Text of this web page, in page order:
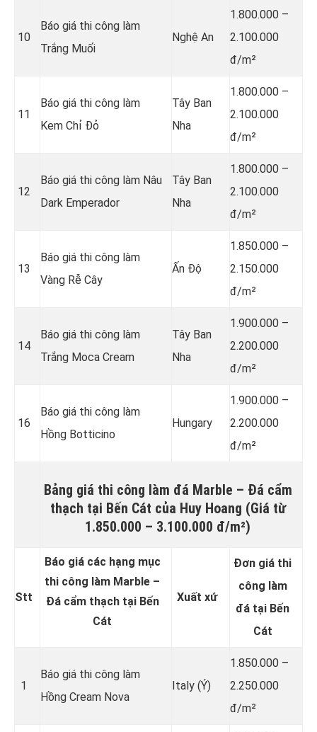
10
Báo giá thi công làm
Trắng Muối
Nghệ An
1.800.000 –
2.100.000
đ/m²
11
Báo giá thi công làm
Kem Chỉ Đỏ
Tây Ban
Nha
1.800.000 –
2.100.000
đ/m²
12
Báo giá thi công làm Nâu
Dark Emperador
Tây Ban
Nha
1.800.000 –
2.100.000
đ/m²
13
Báo giá thi công làm
Vàng Rễ Cây
Ấn Độ
1.850.000 –
2.150.000
đ/m²
14
Báo giá thi công làm
Trắng Moca Cream
Tây Ban
Nha
1.900.000 –
2.200.000
đ/m²
16
Báo giá thi công làm
Hồng Botticino
Hungary
1.900.000 –
2.200.000
đ/m²
Bảng giá thi công làm đá Marble – Đá cẩm
thạch tại Bến Cát của Huy Hoang (Giá từ
1.850.000 – 3.100.000 đ/m²)
Stt
Báo giá các hạng mục
thi công làm Marble –
Đá cẩm thạch tại Bến
Cát
Xuất xứ
Đơn giá thi
công làm
đá tại Bến
Cát
1
Báo giá thi công làm
Hồng Cream Nova
Italy (Ý)
1.850.000 –
2.250.000
đ/m²